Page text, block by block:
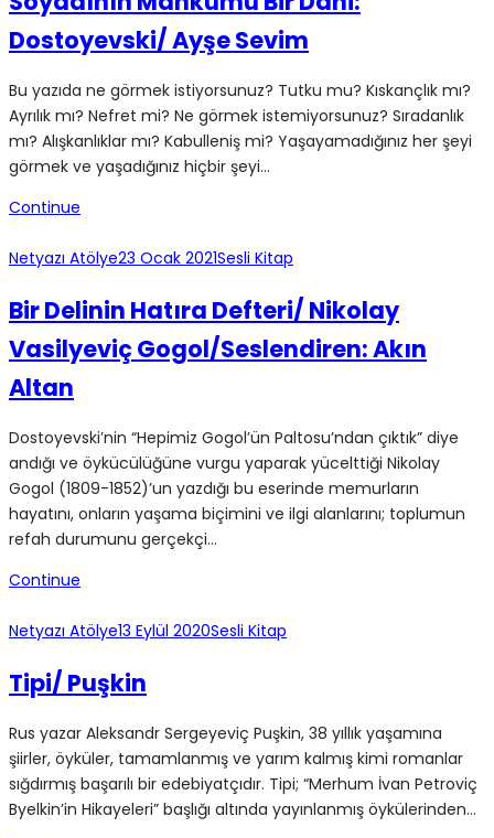
Dostoyevski/ Ayşe Sevim
Bu yazıda ne görmek istiyorsunuz? Tutku mu? Kıskançlık mı?
Ayrılık mı? Nefret mi? Ne görmek istemiyorsunuz? Sıradanlık
mı? Alışkanlıklar mı? Kabulleniş mi? Yaşayamadığınız her şeyi
görmek ve yaşadığınız hiçbir şeyi…
Continue
Netyazı Atölye23 Ocak 2021Sesli Kitap
Bir Delinin Hatıra Defteri/ Nikolay
Vasilyeviç Gogol/Seslendiren: Akın
Altan
Dostoyevski’nin “Hepimiz Gogol’ün Paltosu’ndan çıktık” diye
andığı ve öykücülüğüne vurgu yaparak yücelttiği Nikolay
Gogol (1809-1852)’un yazdığı bu eserinde memurların
hayatını, onların yaşama biçimini ve ilgi alanlarını; toplumun
refah durumunu gerçekçi…
Continue
Netyazı Atölye13 Eylül 2020Sesli Kitap
Tipi/ Puşkin
Rus yazar Aleksandr Sergeyeviç Puşkin, 38 yıllık yaşamına
şiirler, öyküler, tamamlanmış ve yarım kalmış kimi romanlar
sığdırmış başarılı bir edebiyatçıdır. Tipi; “Merhum İvan Petroviç
Byelkin’in Hikayeleri” başlığı altında yayınlanmış öykülerinden…